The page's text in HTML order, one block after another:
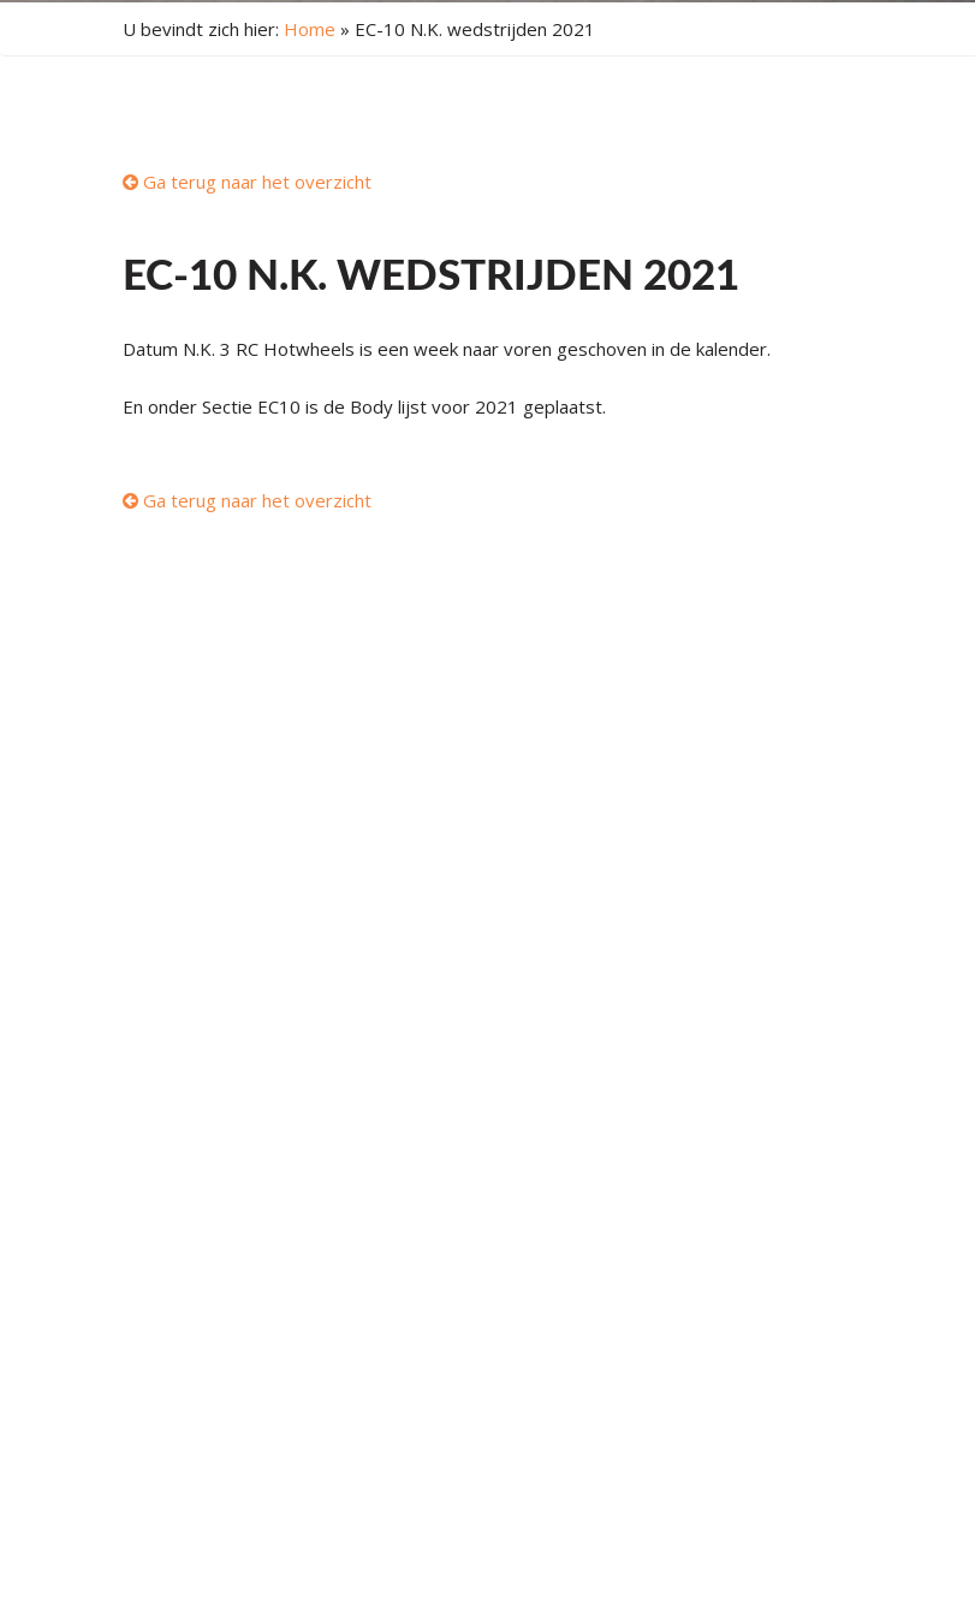
U bevindt zich hier: Home » EC-10 N.K. wedstrijden 2021
Ga terug naar het overzicht
EC-10 N.K. WEDSTRIJDEN 2021
Datum N.K. 3 RC Hotwheels is een week naar voren geschoven in de kalender.
En onder Sectie EC10 is de Body lijst voor 2021 geplaatst.
Ga terug naar het overzicht